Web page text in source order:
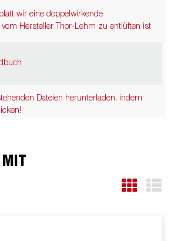
wir eine doppelwirkende
Hersteller Thor-Lehm zu entlüften ist
Dateien herunterladen, indem
MIT